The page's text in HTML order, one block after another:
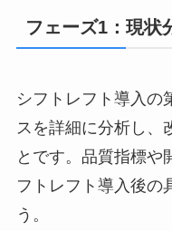
フェーズ1：現状
シフトレフト導入の
スを詳細に分析し、
とです。品質指標や
フトレフト導入後の
う。